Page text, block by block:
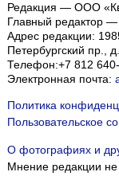
Редакция — ООО
Главный редактор
Адрес редакции:
Петербургский пр.,
Телефон:+7 812
Электронная почта:
Политика
Пользовательское
О фотографиях и
Мнение редакции не